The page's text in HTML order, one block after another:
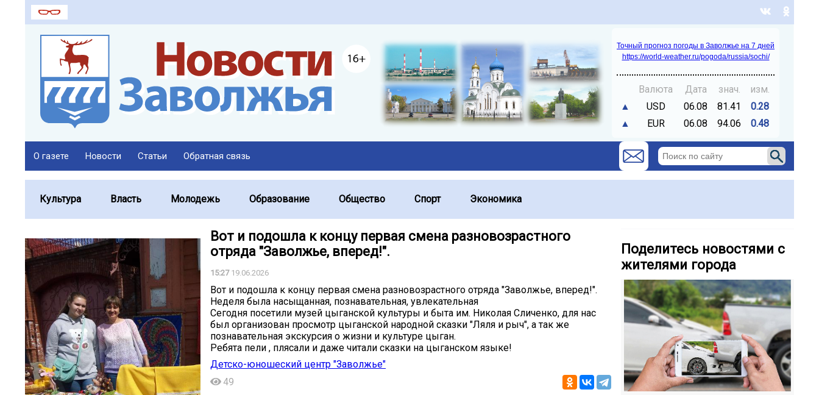
Точный прогноз погоды в Заволжье на 7 дней
https://world-weather.ru/pogoda/russia/sochi/
Валюта Дата знач.
изм.
▲
USD 06.08 81.41
0.28
▲
EUR 06.08 94.06 0.48
О газете Новости Статьи Обратная связь
Культура Власть Молодежь Образование Общество Спорт Экономика
Вот и подошла к концу первая смена разновозрастного
отряда "Заволжье, вперед!".
15:2719.06.2026
Вот и подошла к концу первая смена разновозрастного отряда "Заволжье, вперед!".
Неделя была насыщанная, познавательная, увлекательная
Сегодня посетили музей цыганской культуры и быта им. Николая Сличенко, для нас
был организован просмотр цыганской народной сказки "Ляля и рыч", а так же
познавательная экскурсия о жизни и культуре цыган.
Ребята пели , плясали и даже читали сказки на цыганском языке!
Детско-юношеский центр "Заволжье"
49
Поделитесь новостями с
жителями города